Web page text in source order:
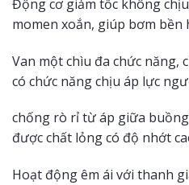
Động cơ giảm tốc không
momen xoắn, giúp bơm bền
Van một chìu đa chức năng,
có chức năng chịu áp lực
chống rò rỉ từ áp giữa
được chất lỏng có độ nhớt
Hoạt động êm ái với thanh